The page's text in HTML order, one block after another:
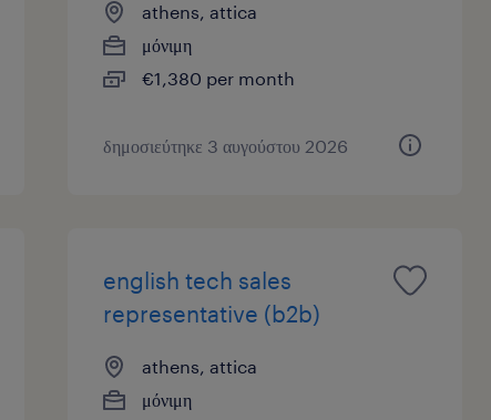
athens, attica
μόνιμη
€1,380 per month
δημοσιεύτηκε 3 αυγούστου 2026
english tech sales
representative (b2b)
athens, attica
μόνιμη